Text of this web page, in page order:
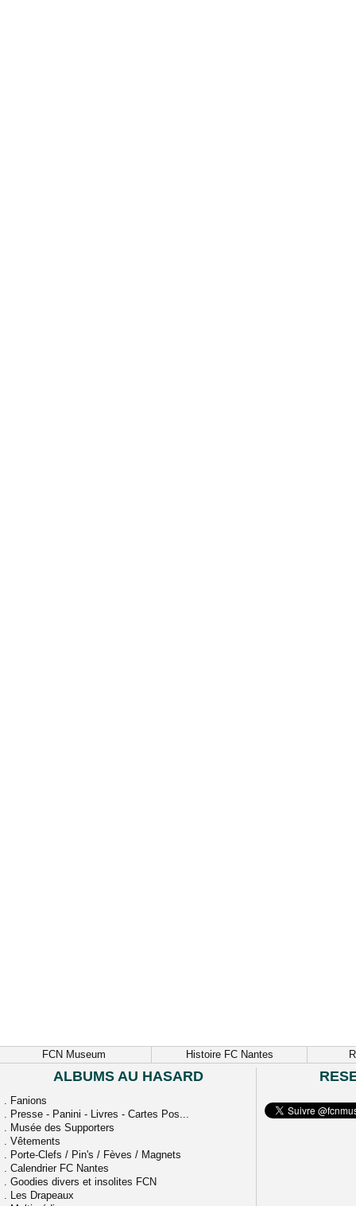
FCN Museum Histoire FC Nantes
ALBUMS AU HASARD
. Fanions
. Presse - Panini - Livres - Cartes Pos...
. Musée des Supporters
. Vêtements
. Porte-Clefs / Pin's / Fèves / Magnets
. Calendrier FC Nantes
. Goodies divers et insolites FCN
. Les Drapeaux